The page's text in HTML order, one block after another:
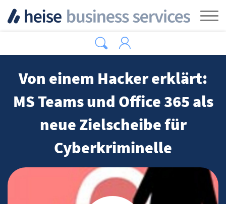
Von einem Hacker erklärt:
MS Teams und Office 365 als
neue Zielscheibe für
Cyberkriminelle